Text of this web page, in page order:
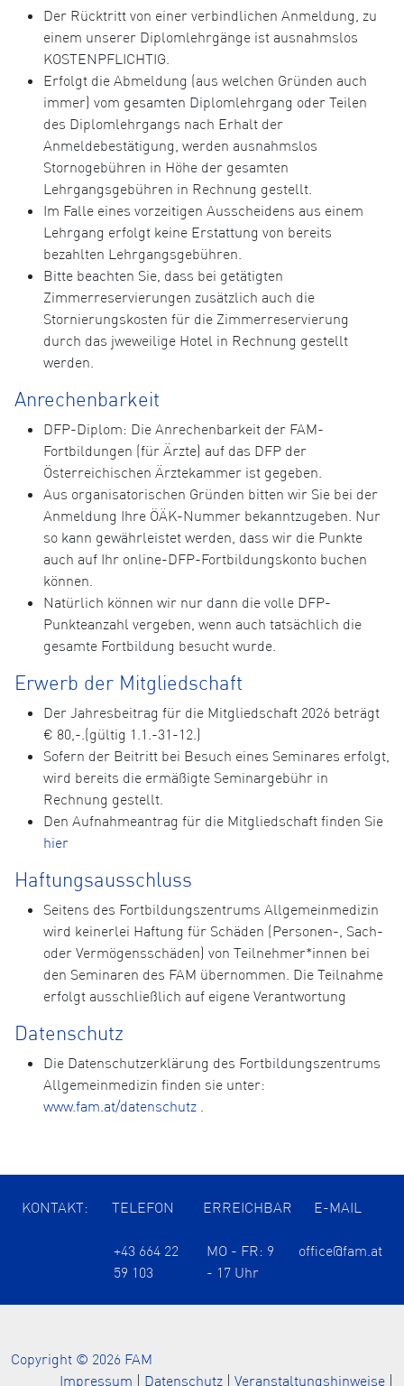
Der Rücktritt von einer verbindlichen Anmeldung, zu
einem unserer Diplomlehrgänge ist ausnahmslos
KOSTENPFLICHTIG.
Erfolgt die Abmeldung (aus welchen Gründen auch
immer) vom gesamten Diplomlehrgang oder Teilen
des Diplomlehrgangs nach Erhalt der
Anmeldebestätigung, werden ausnahmslos
Stornogebühren in Höhe der gesamten
Lehrgangsgebühren in Rechnung gestellt.
Im Falle eines vorzeitigen Ausscheidens aus einem
Lehrgang erfolgt keine Erstattung von bereits
bezahlten Lehrgangsgebühren.
Bitte beachten Sie, dass bei getätigten
Zimmerreservierungen zusätzlich auch die
Stornierungskosten für die Zimmerreservierung
durch das jweweilige Hotel in Rechnung gestellt
werden.
Anrechenbarkeit
DFP-Diplom: Die Anrechenbarkeit der FAM-
Fortbildungen (für Ärzte) auf das DFP der
Österreichischen Ärztekammer ist gegeben.
Aus organisatorischen Gründen bitten wir Sie bei der
Anmeldung Ihre ÖÄK-Nummer bekanntzugeben. Nur
so kann gewährleistet werden, dass wir die Punkte
auch auf Ihr online-DFP-Fortbildungskonto buchen
können.
Natürlich können wir nur dann die volle DFP-
Punkteanzahl vergeben, wenn auch tatsächlich die
gesamte Fortbildung besucht wurde.
Erwerb der Mitgliedschaft
Der Jahresbeitrag für die Mitgliedschaft 2026 beträgt
€ 80,-.(gültig 1.1.-31-12.)
Sofern der Beitritt bei Besuch eines Seminares erfolgt,
wird bereits die ermäßigte Seminargebühr in
Rechnung gestellt.
Den Aufnahmeantrag für die Mitgliedschaft finden Sie
hier
Haftungsausschluss
Seitens des Fortbildungszentrums Allgemeinmedizin
wird keinerlei Haftung für Schäden (Personen-, Sach-
oder Vermögensschäden) von Teilnehmer*innen bei
den Seminaren des FAM übernommen. Die Teilnahme
erfolgt ausschließlich auf eigene Verantwortung
Datenschutz
Die Datenschutzerklärung des Fortbildungszentrums
Allgemeinmedizin finden sie unter:
www.fam.at/datenschutz .
KONTAKT: TELEFON ERREICHBAR E-MAIL
+43 664 22
59 103
MO - FR: 9
- 17 Uhr
office@fam.at
Copyright © 2026 FAM
Impressum
Datenschutz Veranstaltungshinweise